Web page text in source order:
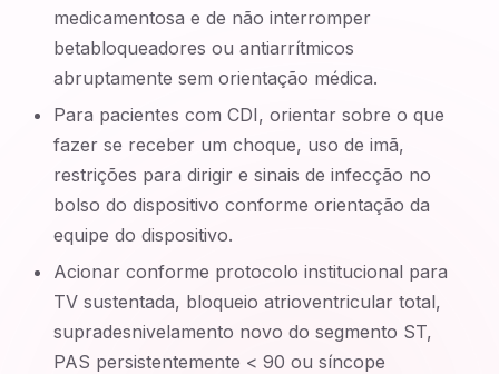
medicamentosa e de não interromper
betabloqueadores ou antiarrítmicos
abruptamente sem orientação médica.
Para pacientes com CDI, orientar sobre o que
fazer se receber um choque, uso de imã,
restrições para dirigir e sinais de infecção no
bolso do dispositivo conforme orientação da
equipe do dispositivo.
Acionar conforme protocolo institucional para
TV sustentada, bloqueio atrioventricular total,
supradesnivelamento novo do segmento ST,
PAS persistentemente < 90 ou síncope